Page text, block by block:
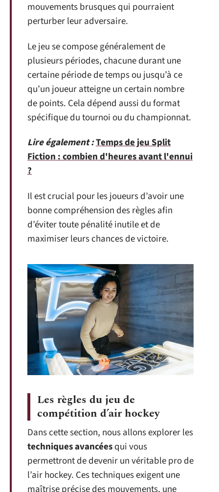
mouvements brusques qui pourraient
perturber leur adversaire.
Le jeu se compose généralement de
plusieurs périodes, chacune durant une
certaine période de temps ou jusqu’à ce
qu’un joueur atteigne un certain nombre
de points. Cela dépend aussi du format
spécifique du tournoi ou du championnat.
Lire également :Temps de jeu Split
Fiction : combien d'heures avant l'ennui
?
Il est crucial pour les joueurs d’avoir une
bonne compréhension des règles afin
d’éviter toute pénalité inutile et de
maximiser leurs chances de victoire.
Les règles du jeu de
compétition d’air hockey
Dans cette section, nous allons explorer les
techniques avancéesqui vous
permettront de devenir un véritable pro de
l’air hockey. Ces techniques exigent une